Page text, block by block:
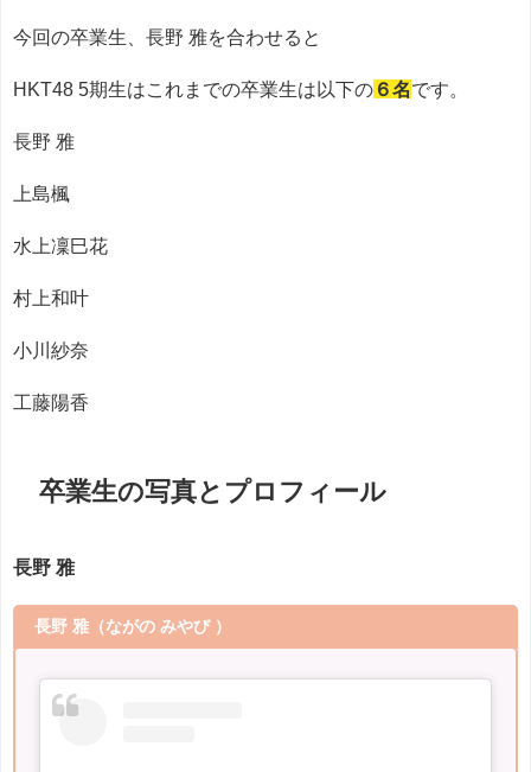
今回の卒業生、長野 雅を合わせると
HKT48 5期生はこれまでの卒業生は以下の ６名です。
長野 雅
上島楓
水上凜巳花
村上和叶
小川紗奈
工藤陽香
卒業生の写真とプロフィール
長野 雅
長野 雅 （ながの みやび ）